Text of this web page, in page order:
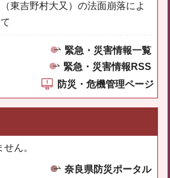
東吉野村大又）の法面崩落によ
緊急・災害情報一覧
緊急・災害情報RSS
防災・危機管理ページ
ん。
奈良県防災ポータル